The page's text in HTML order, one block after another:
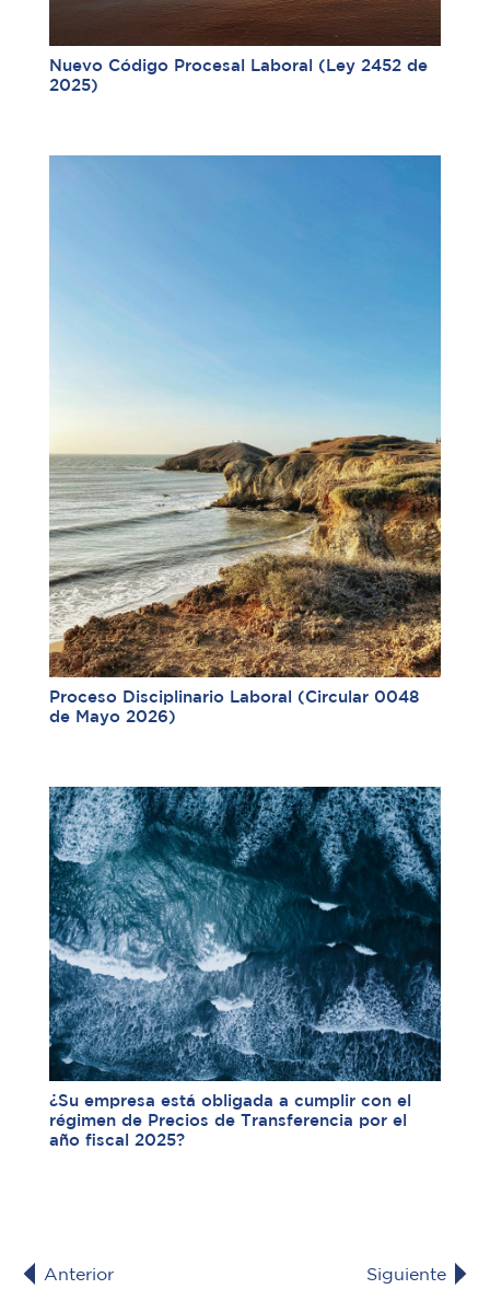
Nuevo Código Procesal Laboral (Ley 2452 de
2025)
Proceso Disciplinario Laboral (Circular 0048
de Mayo 2026)
¿Su empresa está obligada a cumplir con el
régimen de Precios de Transferencia por el
año fiscal 2025?
Anterior Siguiente